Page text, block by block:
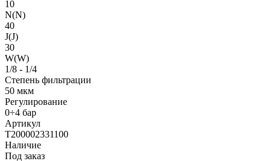
10
N(N)
40
J(J)
30
W(W)
1/8 - 1/4
Степень фильтрации
50 мкм
Регулирование
0÷4 бар
Артикул
T200002331100
Наличие
Под заказ